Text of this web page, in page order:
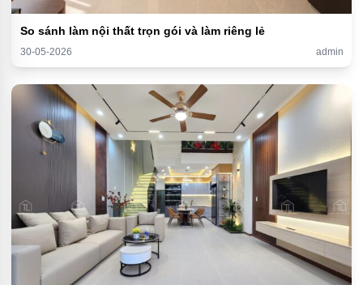
So sánh làm nội thất trọn gói và làm riêng lẻ
30-05-2026 admin